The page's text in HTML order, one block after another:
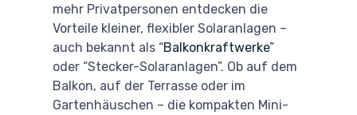
mehr Privatpersonen entdecken die
Vorteile kleiner, flexibler Solaranlagen –
auch bekannt als “Balkonkraftwerke”
oder “Stecker-Solaranlagen”. Ob auf dem
Balkon, auf der Terrasse oder im
Gartenhäuschen – die kompakten Mini-